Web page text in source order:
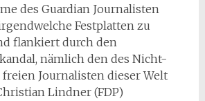
des Guardian Journalisten
Festplatten zu
flankiert durch den
nämlich den des Nicht-
Journalisten dieser Welt
Lindner (FDP)